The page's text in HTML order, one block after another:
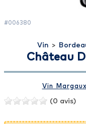
#006380
Vin >
Château
Vin Margaux
(0 avis)